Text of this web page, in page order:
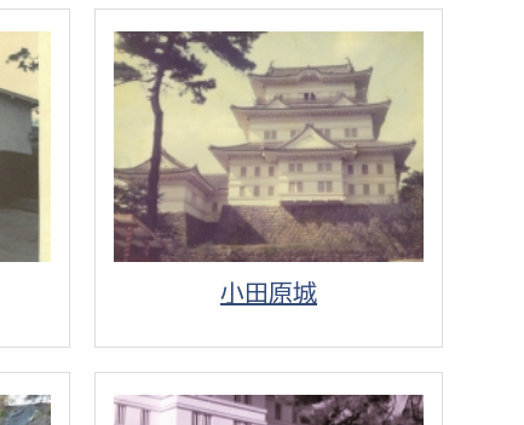
開発審査課
消防
消防総務課
予防課
警防計画課
消防課
小田原城